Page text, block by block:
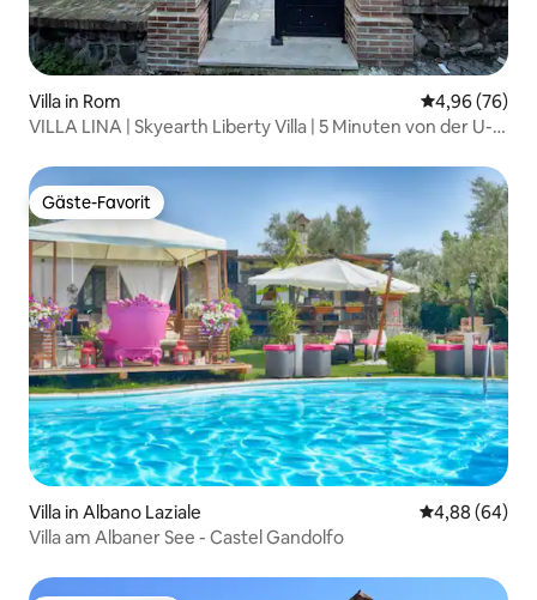
Villa in Rom
4,96 (76)
VILLA LINA | Skyearth Liberty Villa | 5 Minuten von der U-
Gäste-Favorit
Gäste-Favorit
Villa in Albano Laziale
4,88 (64)
Villa am Albaner See - Castel Gandolfo